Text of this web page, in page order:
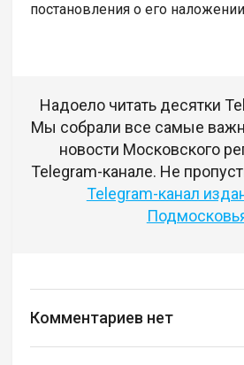
постановления о его
Надоело читать десятки
Мы собрали все самые
новости Московского
Telegram-канале. Не
Telegram-канал
Комментариев нет